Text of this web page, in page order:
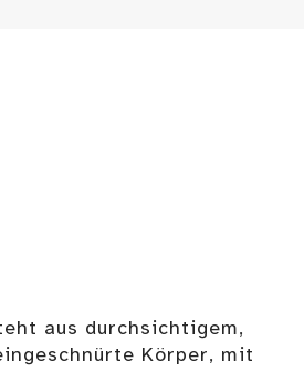
aus durchsichtigem,
Körper, mit